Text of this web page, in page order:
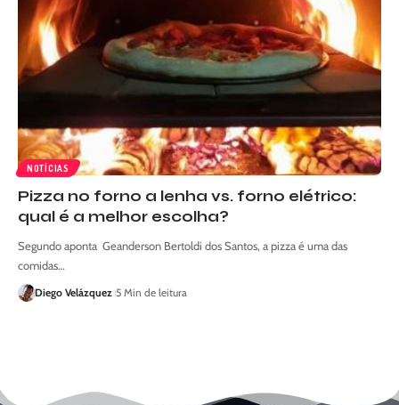
NOTÍCIAS
Pizza no forno a lenha vs. forno elétrico:
qual é a melhor escolha?
Segundo aponta Geanderson Bertoldi dos Santos, a pizza é uma das
comidas…
Diego Velázquez 5 Min de leitura